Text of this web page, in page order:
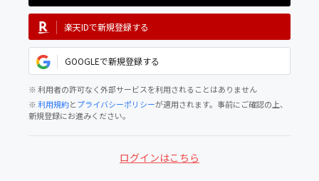
楽天IDで新規登録する
GOOGLEで新規登録する
※ 利用者の許可なく外部サービスを利用されることはありません
※利用規約とプライバシーポリシーが適用されます。事前にご確認の上、
新規登録にお進みください。
ログインはこちら